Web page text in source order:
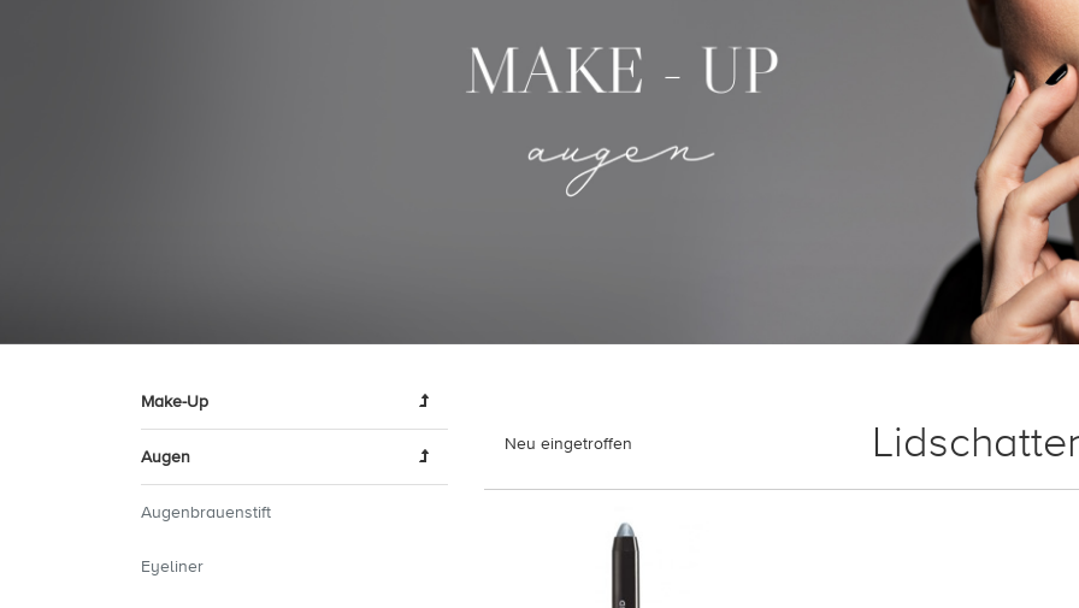
Make-Up
Augen
Augenbrauenstift
Eyeliner
Neu eingetroffen